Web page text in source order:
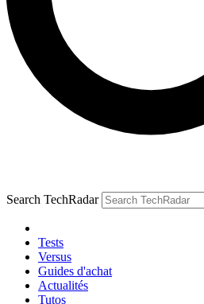
Search TechRadar
Tests
Versus
Guides d'achat
Actualités
Tutos